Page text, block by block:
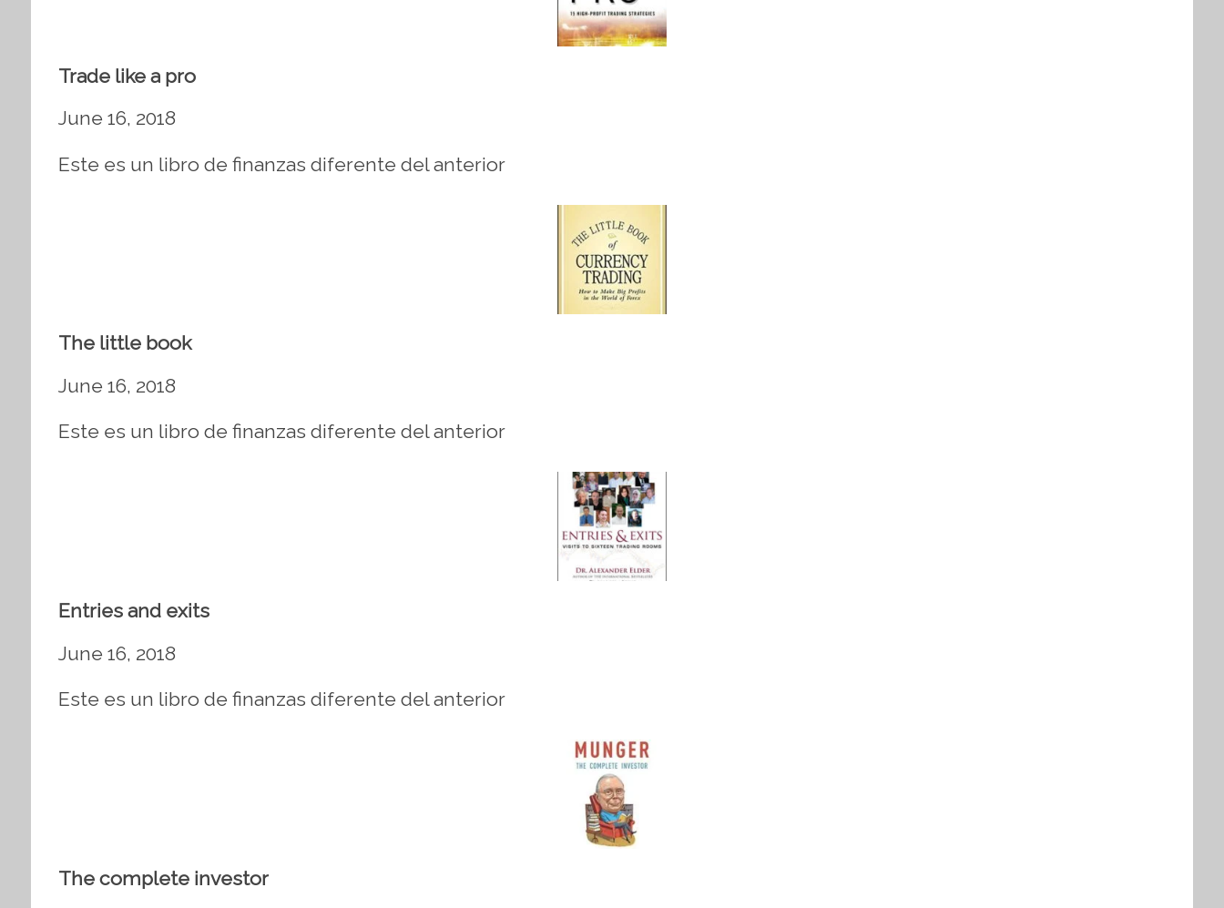
Trade like a pro
June 16, 2018
Este es un libro de finanzas diferente del anterior
The little book
June 16, 2018
Este es un libro de finanzas diferente del anterior
Entries and exits
June 16, 2018
Este es un libro de finanzas diferente del anterior
The complete investor